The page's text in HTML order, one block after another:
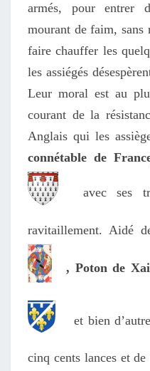
armés, pour entrer
mourant de faim, sans
faire chauffer les
les assiégés
Leur moral est au
courant de la
Anglais qui les
connétable de
avec ses
ravitaillement. Aidé
, Poton de
et bien
cinq cents lances et